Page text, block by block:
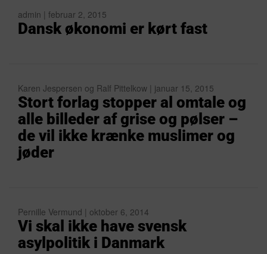
admin | februar 2, 2015
Dansk økonomi er kørt fast
Karen Jespersen og Ralf Pittelkow | januar 15, 2015
Stort forlag stopper al omtale og
alle billeder af grise og pølser –
de vil ikke krænke muslimer og
jøder
Pernille Vermund | oktober 6, 2014
Vi skal ikke have svensk
asylpolitik i Danmark